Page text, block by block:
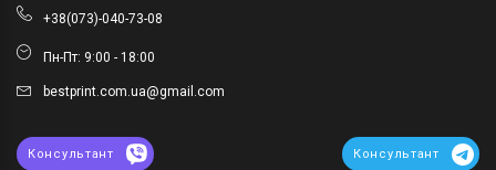
+38(073)-040-73-08
Пн-Пт: 9:00 - 18:00
bestprint.com.ua@gmail.com
Консультант Консультант